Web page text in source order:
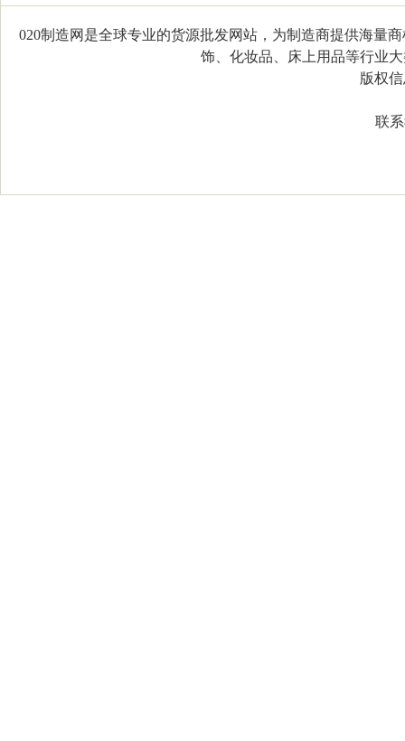
020制造网是全球专业的货源批发网站，为制造商提供海量
饰、化妆品、床上用品等行业
版权信
联